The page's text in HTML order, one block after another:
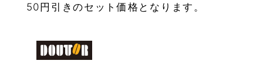
50円引きのセット価格となります。